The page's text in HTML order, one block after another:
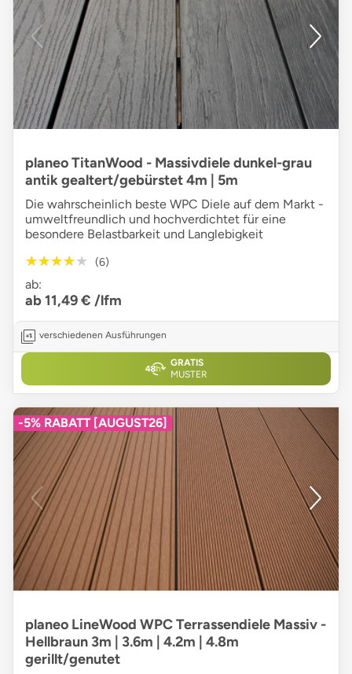
planeo TitanWood - Massivdiele dunkel-grau
antik gealtert/gebürstet 4m | 5m
Die wahrscheinlich beste WPC Diele auf dem Markt -
umweltfreundlich und hochverdichtet für eine
besondere Belastbarkeit und Langlebigkeit
★★★★★
★★★★★ (6)
ab:
ab 11,49 € /lfm
verschiedenen Ausführungen
GRATIS
MUSTER
-5% RABATT [AUGUST26]
planeo LineWood WPC Terrassendiele Massiv -
Hellbraun 3m | 3.6m | 4.2m | 4.8m
gerillt/genutet